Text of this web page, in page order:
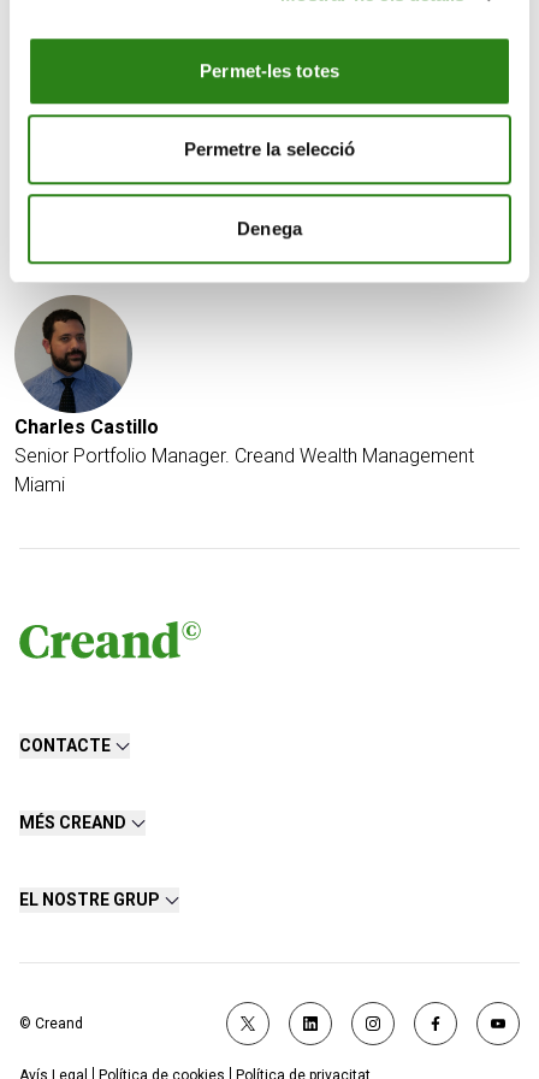
Permet-les totes
Permetre la selecció
Denega
debajo, en el 4,18%. Esta caída de los rendimientos se
produjo tras una decepcionante subasta de bonos a 2
años por valor de 63.000 millones de dólares.
Informe semanal
Escrit per
Charles Castillo
Senior Portfolio Manager. Creand Wealth Management
Miami
CONTACTE
MÉS CREAND
EL NOSTRE GRUP
© Creand
Avís Legal Política de cookies Política de privacitat